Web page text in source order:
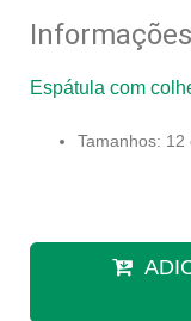
Espátula com
Tamanhos: 12